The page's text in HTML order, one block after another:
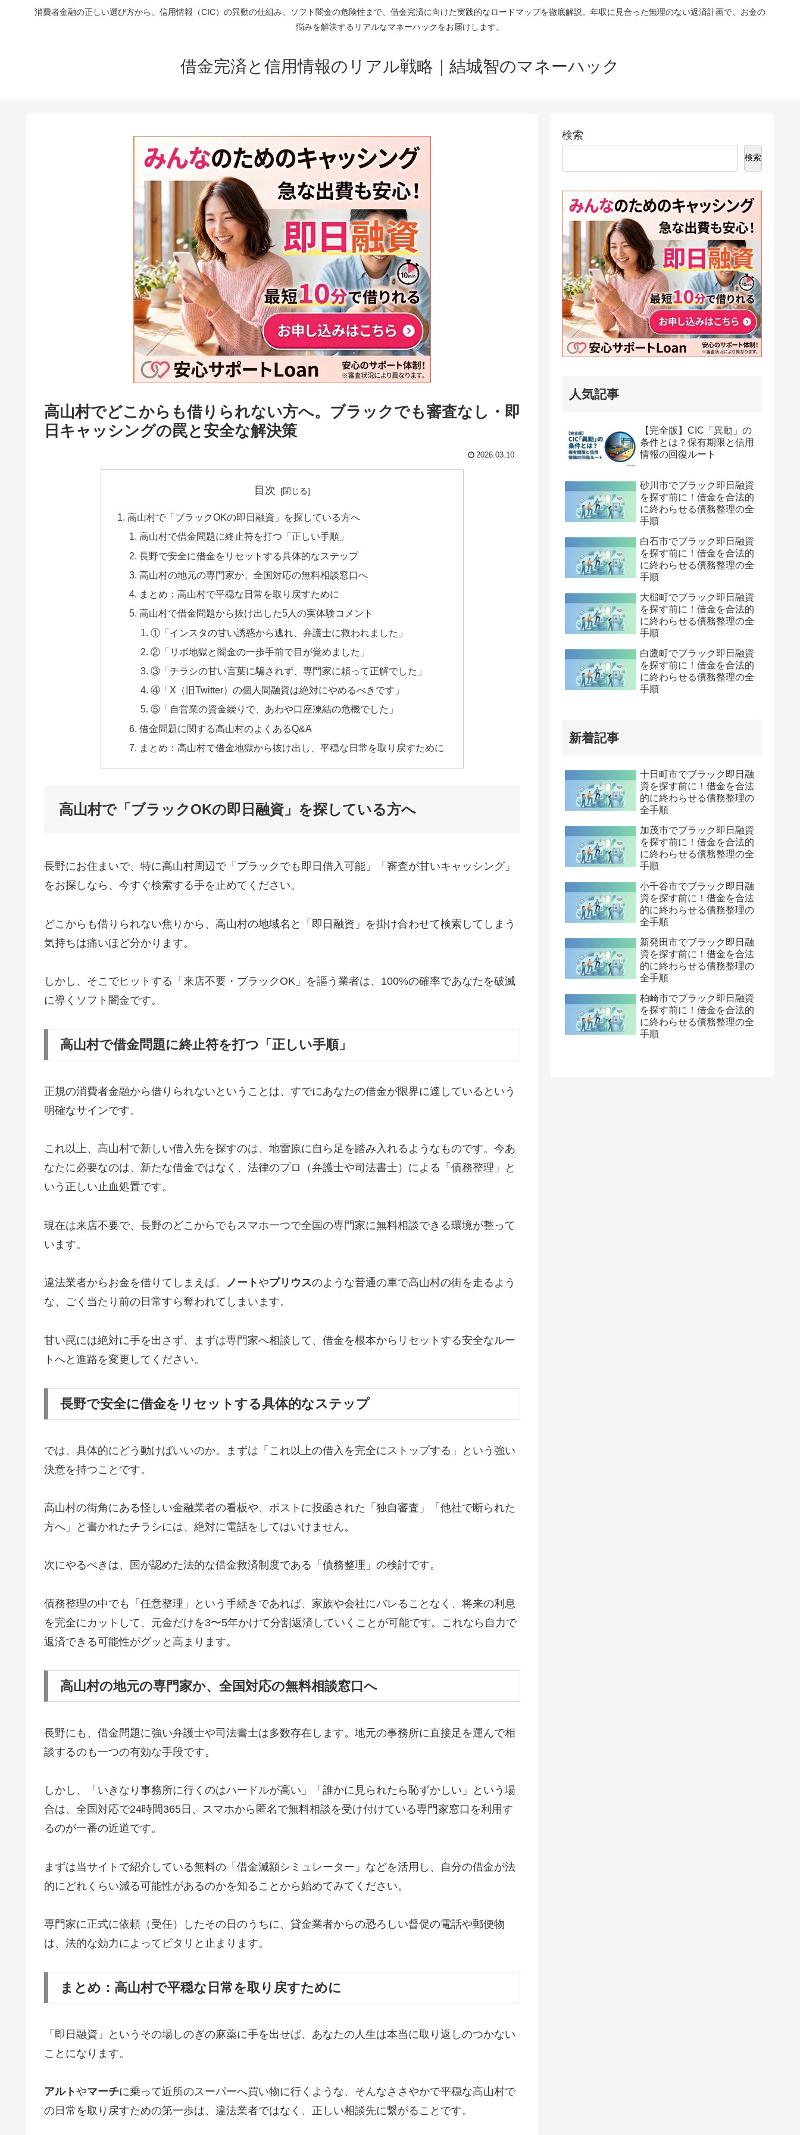
消費者金融の正しい選び方から、信用情報（CIC）の異動の仕組み、ソフト闇金の危険性まで、借金完済に向けた実践的なロードマップを徹底解説。年収に見合った無理のない返済計画で、お金の
悩みを解決するリアルなマネーハックをお届けします。
借金完済と信用情報のリアル戦略｜結城智のマネーハック
高山村でどこからも借りられない方へ。ブラックでも審査なし・即
日キャッシングの罠と安全な解決策
2026.03.10
目次
高山村で「ブラックOKの即日融資」を探している方へ
高山村で借金問題に終止符を打つ「正しい手順」
長野で安全に借金をリセットする具体的なステップ
高山村の地元の専門家か、全国対応の無料相談窓口へ
まとめ：高山村で平穏な日常を取り戻すために
高山村で借金問題から抜け出した5人の実体験コメント
①「インスタの甘い誘惑から逃れ、弁護士に救われました」
②「リボ地獄と闇金の一歩手前で目が覚めました」
③「チラシの甘い言葉に騙されず、専門家に頼って正解でした」
④「X（旧Twitter）の個人間融資は絶対にやめるべきです」
⑤「自営業の資金繰りで、あわや口座凍結の危機でした」
借金問題に関する高山村のよくあるQ&A
まとめ：高山村で借金地獄から抜け出し、平穏な日常を取り戻すために
高山村で「ブラックOKの即日融資」を探している方へ
長野にお住まいで、特に高山村周辺で「ブラックでも即日借入可能」「審査が甘いキャッシング」
をお探しなら、今すぐ検索する手を止めてください。
どこからも借りられない焦りから、高山村の地域名と「即日融資」を掛け合わせて検索してしまう
気持ちは痛いほど分かります。
しかし、そこでヒットする「来店不要・ブラックOK」を謳う業者は、100%の確率であなたを破滅
に導くソフト闇金です。
高山村で借金問題に終止符を打つ「正しい手順」
正規の消費者金融から借りられないということは、すでにあなたの借金が限界に達しているという
明確なサインです。
これ以上、高山村で新しい借入先を探すのは、地雷原に自ら足を踏み入れるようなものです。今あ
なたに必要なのは、新たな借金ではなく、法律のプロ（弁護士や司法書士）による「債務整理」と
いう正しい止血処置です。
現在は来店不要で、長野のどこからでもスマホ一つで全国の専門家に無料相談できる環境が整って
います。
違法業者からお金を借りてしまえば、 ノートやプリウスのような普通の車で高山村の街を走るよう
な、ごく当たり前の日常すら奪われてしまいます。
甘い罠には絶対に手を出さず、まずは専門家へ相談して、借金を根本からリセットする安全なルー
トへと進路を変更してください。
長野で安全に借金をリセットする具体的なステップ
では、具体的にどう動けばいいのか。まずは「これ以上の借入を完全にストップする」という強い
決意を持つことです。
高山村の街角にある怪しい金融業者の看板や、ポストに投函された「独自審査」「他社で断られた
方へ」と書かれたチラシには、絶対に電話をしてはいけません。
次にやるべきは、国が認めた法的な借金救済制度である「債務整理」の検討です。
債務整理の中でも「任意整理」という手続きであれば、家族や会社にバレることなく、将来の利息
を完全にカットして、元金だけを3〜5年かけて分割返済していくことが可能です。これなら自力で
返済できる可能性がグッと高まります。
高山村の地元の専門家か、全国対応の無料相談窓口へ
長野にも、借金問題に強い弁護士や司法書士は多数存在します。地元の事務所に直接足を運んで相
談するのも一つの有効な手段です。
しかし、「いきなり事務所に行くのはハードルが高い」「誰かに見られたら恥ずかしい」という場
合は、全国対応で24時間365日、スマホから匿名で無料相談を受け付けている専門家窓口を利用す
るのが一番の近道です。
まずは当サイトで紹介している無料の「借金減額シミュレーター」などを活用し、自分の借金が法
的にどれくらい減る可能性があるのかを知ることから始めてみてください。
専門家に正式に依頼（受任）したその日のうちに、貸金業者からの恐ろしい督促の電話や郵便物
は、法的な効力によってピタリと止まります。
まとめ：高山村で平穏な日常を取り戻すために
「即日融資」というその場しのぎの麻薬に手を出せば、あなたの人生は本当に取り返しのつかない
ことになります。
アルトやマーチに乗って近所のスーパーへ買い物に行くような、そんなささやかで平穏な高山村で
の日常を取り戻すための第一歩は、違法業者ではなく、正しい相談先に繋がることです。
検索
検索
人気記事
【完全版】CIC「異動」の
条件とは？保有期限と信用
情報の回復ルート
砂川市でブラック即日融資
を探す前に！借金を合法的
に終わらせる債務整理の全
手順
白石市でブラック即日融資
を探す前に！借金を合法的
に終わらせる債務整理の全
手順
大槌町でブラック即日融資
を探す前に！借金を合法的
に終わらせる債務整理の全
手順
白鷹町でブラック即日融資
を探す前に！借金を合法的
に終わらせる債務整理の全
手順
新着記事
十日町市でブラック即日融
資を探す前に！借金を合法
的に終わらせる債務整理の
全手順
加茂市でブラック即日融資
を探す前に！借金を合法的
に終わらせる債務整理の全
手順
小千谷市でブラック即日融
資を探す前に！借金を合法
的に終わらせる債務整理の
全手順
新発田市でブラック即日融
資を探す前に！借金を合法
的に終わらせる債務整理の
全手順
柏崎市でブラック即日融資
を探す前に！借金を合法的
に終わらせる債務整理の全
手順